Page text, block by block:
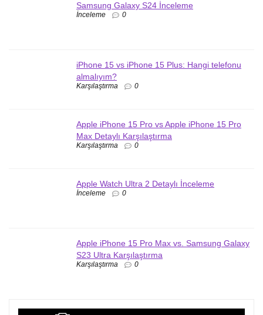
Samsung Galaxy S24 İnceleme
İnceleme 0
iPhone 15 vs iPhone 15 Plus: Hangi telefonu
almalıyım?
Karşılaştırma 0
Apple iPhone 15 Pro vs Apple iPhone 15 Pro
Max Detaylı Karşılaştırma
Karşılaştırma 0
Apple Watch Ultra 2 Detaylı İnceleme
İnceleme 0
Apple iPhone 15 Pro Max vs. Samsung Galaxy
S23 Ultra Karşılaştırma
Karşılaştırma 0